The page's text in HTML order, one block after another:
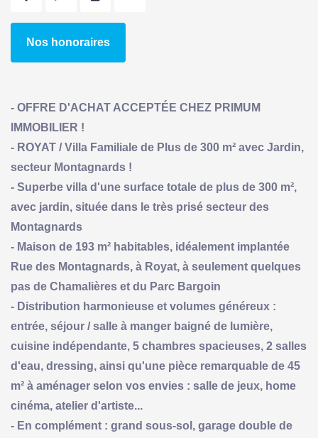
Nos honoraires
- OFFRE D'ACHAT ACCEPTÉE CHEZ PRIMUM
IMMOBILIER !
- ROYAT / Villa Familiale de Plus de 300 m² avec Jardin,
secteur Montagnards !
- Superbe villa d'une surface totale de plus de 300 m²,
avec jardin, située dans le très prisé secteur des
Montagnards
- Maison de 193 m² habitables, idéalement implantée
Rue des Montagnards, à Royat, à seulement quelques
pas de Chamalières et du Parc Bargoin
- Distribution harmonieuse et volumes généreux :
entrée, séjour / salle à manger baigné de lumière,
cuisine indépendante, 5 chambres spacieuses, 2 salles
d'eau, dressing, ainsi qu'une pièce remarquable de 45
m² à aménager selon vos envies : salle de jeux, home
cinéma, atelier d'artiste...
- En complément : grand sous-sol, garage double de